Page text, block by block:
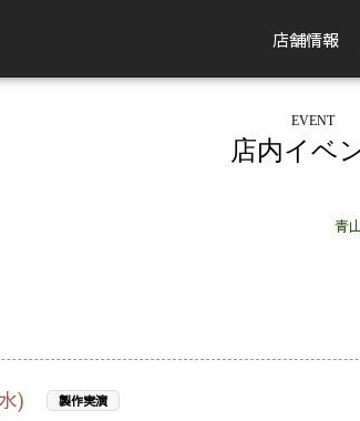
店舗情報
EVENT
店内イベ
青
) 製作実演